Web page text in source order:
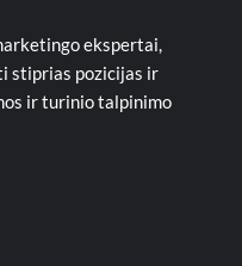
ekspertai,
stiprias pozicijas ir
ir turinio talpinimo